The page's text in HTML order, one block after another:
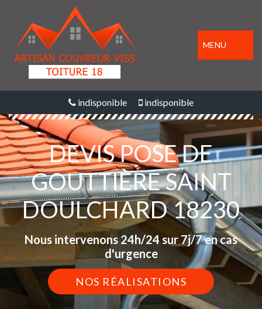
MENU
indisponible indisponible
DEVIS POSE DE
GOUTTIÈRE SAINT
DOULCHARD 18230
Nous intervenons 24h/24 sur 7j/7 en cas
d'urgence
NOS RÉALISATIONS